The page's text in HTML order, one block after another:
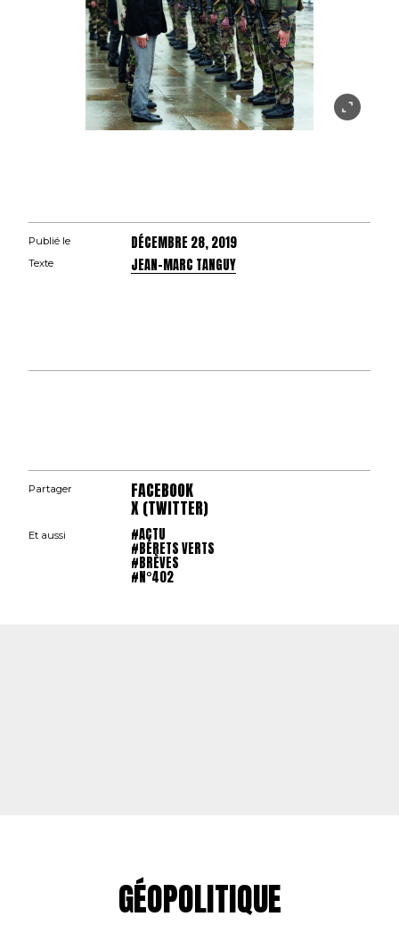
Publié le DÉCEMBRE 28, 2019
Texte JEAN-MARC TANGUY
Partager FACEBOOK
X (TWITTER)
Et aussi #ACTU
#BÉRETS VERTS
#BRÈVES
#N°402
GÉOPOLITIQUE